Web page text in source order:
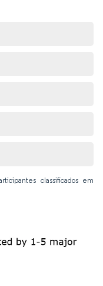
classificados em